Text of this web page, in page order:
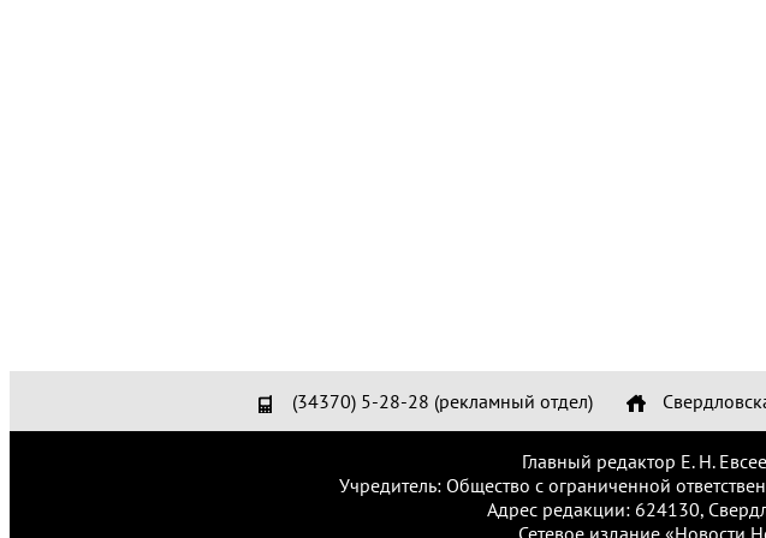
(34370) 5-28-28 (рекламный отдел)
Главный редактор Е. Н.
Учредитель: Общество с ограниченной
Адрес редакции: 624130,